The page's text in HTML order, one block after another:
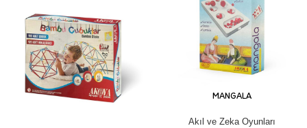
MANGALA
Akıl ve Zeka Oyunları